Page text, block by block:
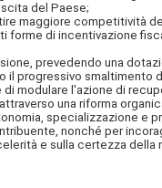
del Paese;
maggiore competitività
forme di incentivazione
prevedendo una
il progressivo
modulare l'azione di
una riforma
specializzazione e
nonché per
e sulla certezza della